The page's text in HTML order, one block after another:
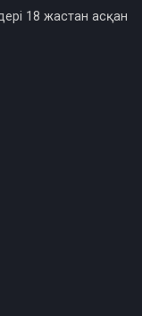
18 жастан асқан